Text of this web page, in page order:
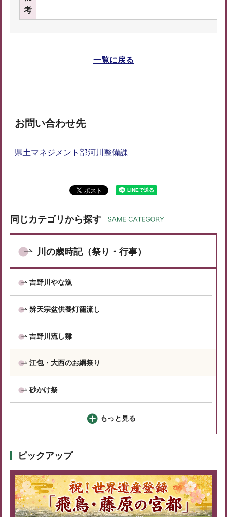
考
一覧に戻る
お問い合わせ先
県土マネジメント部河川整備課
同じカテゴリから探す
川の歳時記（祭り・行事）
吉野川やな漁
辨天宗盆供養灯籠流し
吉野川流し雛
江包・大西のお綱祭り
砂かけ祭
もっと見る
ピックアップ